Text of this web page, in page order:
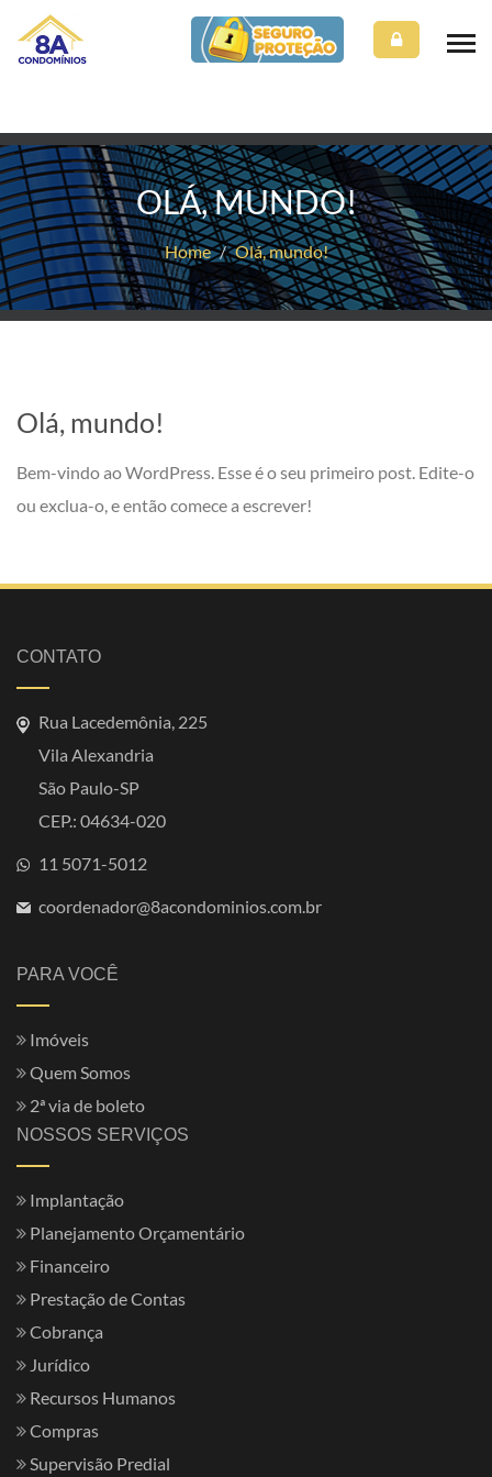
OLÁ, MUNDO!
Home / Olá, mundo!
Olá, mundo!
Bem-vindo ao WordPress. Esse é o seu primeiro post. Edite-o
ou exclua-o, e então comece a escrever!
CONTATO
Rua Lacedemônia, 225
Vila Alexandria
São Paulo-SP
CEP.: 04634-020
11 5071-5012
coordenador@8acondominios.com.br
PARA VOCÊ
Imóveis
Quem Somos
2ª via de boleto
NOSSOS SERVIÇOS
Implantação
Planejamento Orçamentário
Financeiro
Prestação de Contas
Cobrança
Jurídico
Recursos Humanos
Compras
Supervisão Predial